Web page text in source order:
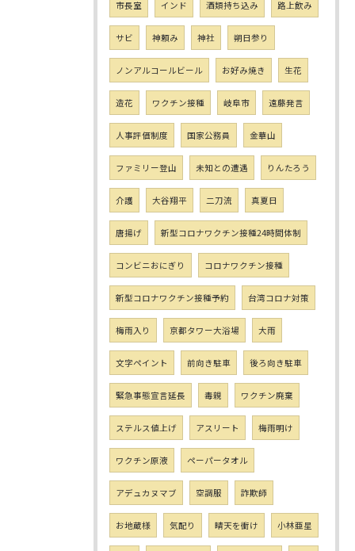
市長室 インド 酒類持ち込み 路上飲み
サビ 神頼み 神社 朔日参り
ノンアルコールビール お好み焼き 生花
造花 ワクチン接種 岐阜市 遠藤発言
人事評価制度 国家公務員 金華山
ファミリー登山 未知との遭遇 りんたろう
介護 大谷翔平 二刀流 真夏日
唐揚げ 新型コロナワクチン接種24時間体制
コンビニおにぎり コロナワクチン接種
新型コロナワクチン接種予約 台湾コロナ対策
梅雨入り 京都タワー大浴場 大雨
文字ペイント 前向き駐車 後ろ向き駐車
緊急事態宣言延長 毒親 ワクチン廃棄
ステルス値上げ アスリート 梅雨明け
ワクチン原液 ペーパータオル
アデュカヌマブ 空調服 詐欺師
お地蔵様 気配り 晴天を衝け 小林亜星